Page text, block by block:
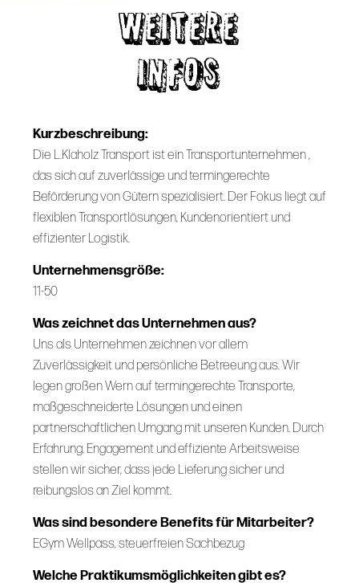
WEITERE
INFOS
Kurzbeschreibung:
Die L.Klaholz Transport ist ein Transportunternehmen ,
das sich auf zuverlässige und termingerechte
Beförderung von Gütern spezialisiert. Der Fokus liegt auf
flexiblen Transportlösungen, Kundenorientiert und
effizienter Logistik.
Unternehmensgröße:
11-50
Was zeichnet das Unternehmen aus?
Uns als Unternehmen zeichnen vor allem
Zuverlässigkeit und persönliche Betreeung aus. Wir
legen großen Wern auf termingerechte Transporte,
maßgeschneiderte Lösungen und einen
partnerschaftlichen Umgang mit unseren Kunden. Durch
Erfahrung, Engagement und effiziente Arbeitsweise
stellen wir sicher, dass jede Lieferung sicher und
reibungslos an Ziel kommt.
Was sind besondere Benefits für Mitarbeiter?
EGym Wellpass, steuerfreien Sachbezug
Welche Praktikumsmöglichkeiten gibt es?